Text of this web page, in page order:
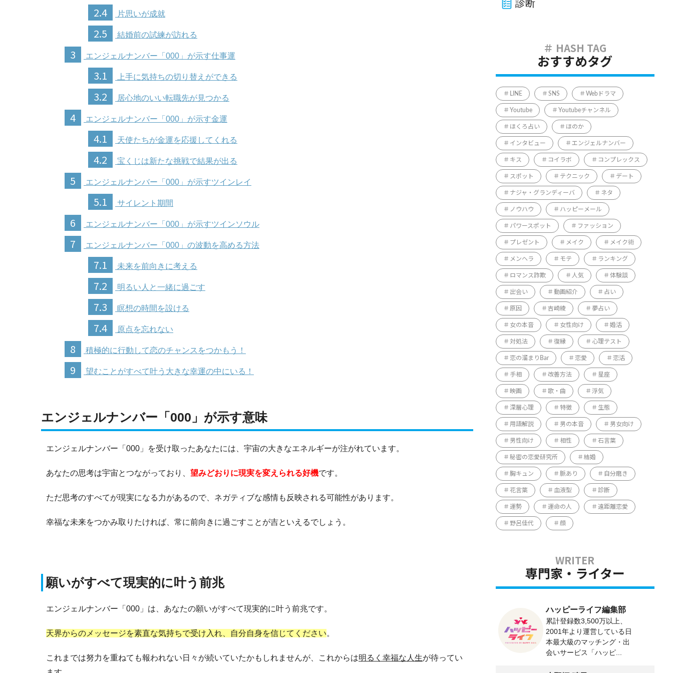
2.4 片思いが成就
2.5 結婚前の試練が訪れる
3 エンジェルナンバー「000」が示す仕事運
3.1 上手に気持ちの切り替えができる
3.2 居心地のいい転職先が見つかる
4 エンジェルナンバー「000」が示す金運
4.1 天使たちが金運を応援してくれる
4.2 宝くじは新たな挑戦で結果が出る
5 エンジェルナンバー「000」が示すツインレイ
5.1 サイレント期間
6 エンジェルナンバー「000」が示すツインソウル
7 エンジェルナンバー「000」の波動を高める方法
7.1 未来を前向きに考える
7.2 明るい人と一緒に過ごす
7.3 瞑想の時間を設ける
7.4 原点を忘れない
8 積極的に行動して恋のチャンスをつかもう！
9 望むことがすべて叶う大きな幸運の中にいる！
エンジェルナンバー「000」が示す意味
エンジェルナンバー「000」を受け取ったあなたには、宇宙の大きなエネルギーが注がれています。
あなたの思考は宇宙とつながっており、 望みどおりに現実を変えられる好機です。
ただ思考のすべてが現実になる力があるので、ネガティブな感情も反映される可能性があります。
幸福な未来をつかみ取りたければ、常に前向きに過ごすことが吉といえるでしょう。
願いがすべて現実的に叶う前兆
エンジェルナンバー「000」は、あなたの願いがすべて現実的に叶う前兆です。
天界からのメッセージを素直な気持ちで受け入れ、自分自身を信じてください。
これまでは努力を重ねても報われない日々が続いていたかもしれませんが、これからは明るく幸福な人生が待ってい
診断
おすすめタグ
LINE SNS Webドラマ
Youtube Youtubeチャンネル
ほくろ占い ほのか
インタビュー エンジェルナンバー
キス コイラボ コンプレックス
スポット テクニック デート
ナジャ・グランディーバ ネタ
ノウハウ ハッピーメール
パワースポット ファッション
プレゼント メイク メイク術
メンヘラ モテ ランキング
ロマンス詐欺 人気 体験談
出会い 動画紹介 占い
原因 吉崎綾 夢占い
女の本音 女性向け 婚活
対処法 復縁 心理テスト
恋の溜まりBar 恋愛 恋活
手相 改善方法 星座
映画 歌・曲 浮気
深層心理 特徴 生態
用語解説 男の本音 男女向け
男性向け 相性 石言葉
秘密の恋愛研究所 結婚
胸キュン 脈あり 自分磨き
花言葉 血液型 診断
運勢 運命の人 遠距離恋愛
野呂佳代 顔
専門家・ライター
ハッピーライフ編集部
累計登録数3,500万以上、
2001年より運営している日
本最大級のマッチング・出
会いサービス「ハッピ...